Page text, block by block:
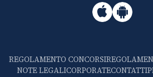
REGOLAMENTO CONCORSI
NOTE LEGALICORPORATECONTATTI